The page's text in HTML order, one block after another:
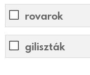
rovarok
giliszták